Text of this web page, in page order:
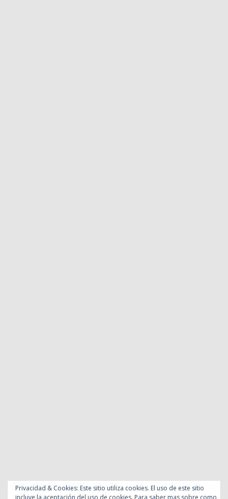
Privacidad & Cookies: Este sitio utiliza cookies. El uso de este sitio
incluye la aceptación del uso de cookies. Para saber mas sobre como